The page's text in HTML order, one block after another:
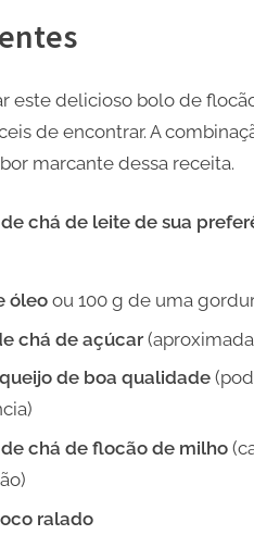
este delicioso bolo de
de encontrar. A
marcante dessa receita.
chá de leite de sua
óleo ou 100 g de uma
chá de açúcar
de boa qualidade
chá de flocão de milho
ralado